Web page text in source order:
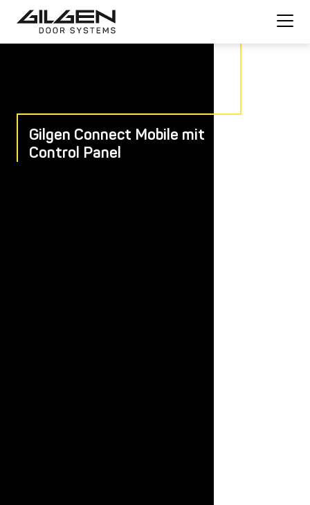
Gilgen Connect Mobile mit
Control Panel